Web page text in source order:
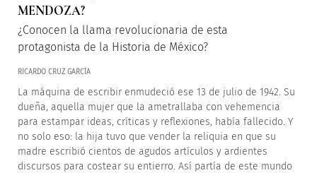
MENDOZA?
¿Conocen la llama revolucionaria de esta
protagonista de la Historia de México?
RICARDO CRUZ GARCÍA
La máquina de escribir enmudeció ese 13 de julio de 1942. Su
dueña, aquella mujer que la ametrallaba con vehemencia
para estampar ideas, críticas y reflexiones, había fallecido. Y
no solo eso: la hija tuvo que vender la reliquia en que su
madre escribió cientos de agudos artículos y ardientes
discursos para costear su entierro. Así partía de este mundo